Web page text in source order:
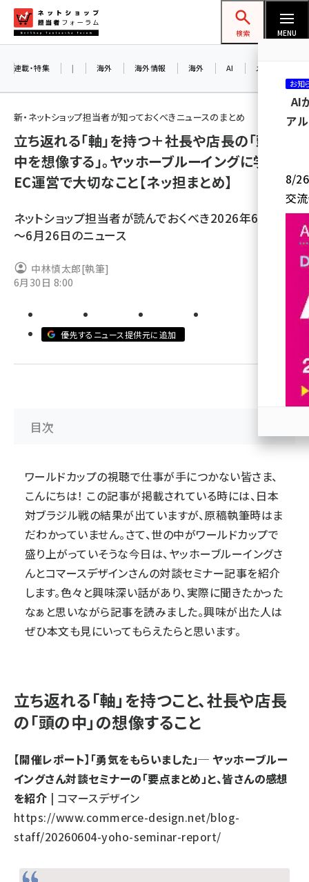
ン
ネットショップ担当者フォーラム
検索 MENU
amazon (2246)
yahoo (1900)
ecbeing (1207)
base (1071)
revico (739)
連載・特集 | 海外 海外情報 海外 AI メタバース
新・ネットショップ担当者が知っておくべきニュースのまとめ
立ち返れる「軸」を持つ＋社長や店長の「頭の
中を想像する」。ヤッホーブルーイングに学ぶ、
EC運営で大切なこと【ネッ担まとめ】
ネットショップ担当者が読んでおくべき2026年6月1日
～6月26日のニュース
中林慎太郎[執筆]
6月30日 8:00
優先するニュース提供元に追加
目次
ワールドカップの視聴で仕事が手につかない皆さま、
こんにちは！ この記事が掲載されている時には、日本
対ブラジル戦の結果が出ていますが、原稿執筆時はま
だわかっていません。さて、世の中がワールドカップで
盛り上がっていそうな今日は、ヤッホーブルーイングさ
んとコマースデザインさんの対談セミナー記事を紹介
します。色々と興味深い話があり、実際に聞きたかった
なぁと思いながら記事を読みました。興味が出た人は
ぜひ本文も見にいってもらえたらと思います。
立ち返れる「軸」を持つこと、社長や店長
の「頭の中」の想像すること
【開催レポート】「勇気をもらいました」─ ヤッホーブルー
イングさん対談セミナーの「要点まとめ」と、皆さんの感想
を紹介 | コマースデザイン
https://www.commerce-design.net/blog-
staff/20260604-yoho-seminar-report/
お知
AI
ア
8/26
交
参